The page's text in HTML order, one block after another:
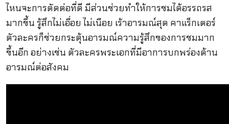
ไหนจะการตัดต่อที่ดี มีส่วนช่วยทำให้การชมได้อรรถรส
มากขึ้น รู้สึกไม่เอื่อย ไม่เนือย เร้าอารมณ์สุด คาแร็กเตอร์
ตัวละครก็ช่วยกระตุ้นอารมณ์ความรู้สึกของการชมมาก
ขึ้นอีก อย่างเช่น ตัวละครพระเอกที่มีอาการบกพร่องด้าน
อารมณ์ต่อสังคม